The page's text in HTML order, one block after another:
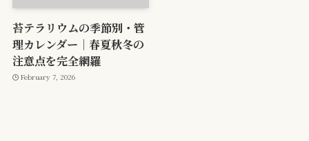
苔テラリウムの季節別・管
理カレンダー｜春夏秋冬の
注意点を完全網羅
February 7, 2026